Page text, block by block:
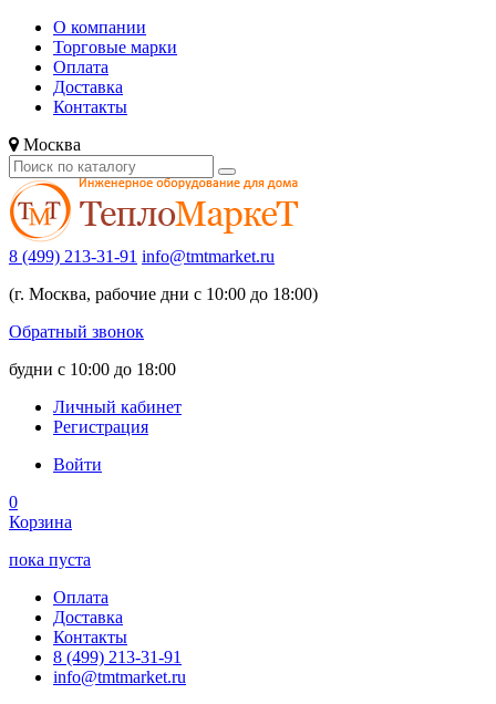
О компании
Торговые марки
Оплата
Доставка
Контакты
Москва
8 (499) 213-31-91 info@tmtmarket.ru
(г. Москва, рабочие дни с 10:00 до 18:00)
Обратный звонок
будни с 10:00 до 18:00
Личный кабинет
Регистрация
Войти
0
Корзина
пока пуста
Оплата
Доставка
Контакты
8 (499) 213-31-91
info@tmtmarket.ru